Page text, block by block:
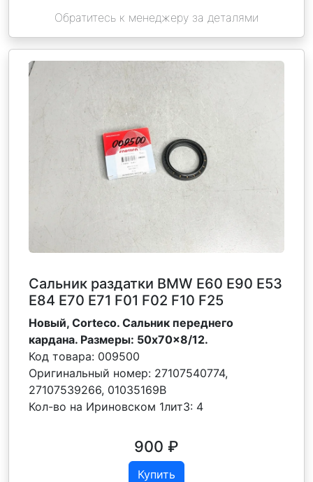
Обратитесь к менеджеру за деталями
Сальник раздатки BMW E60 E90 E53
E84 E70 E71 F01 F02 F10 F25
Новый, Corteco. Сальник переднего
кардана. Размеры: 50x70x8/12.
Код товара: 009500
Оригинальный номер: 27107540774,
27107539266, 01035169B
Кол-во на Ириновском 1лит3: 4
900 ₽
Купить